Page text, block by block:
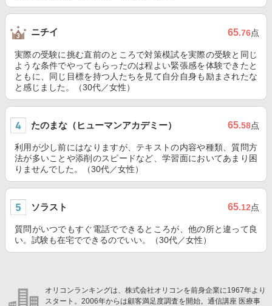
ニチイ 65.76点
実際の受験に挑む直前のところで対策模試を実際の受験と同じ
ような条件でやってもらったのは程よい緊張感を体験できたと
ともに、同じ目標を持つ人たちを見て自分自身も励まされたな
と感じました。（30代／女性）
たのまな（ヒューマンアカデミー） 65.58点
利用が少し前にはなりますが、テキストの内容や種類、質問方
法が多いことや添削のスピードなど、学習面においてあまり困
りませんでした。（30代／女性）
ソラスト 65.12点
質問がいつでもすぐ電話でできるところが、他の所と違って良
い。試験も在宅でできるのでいい。（30代／女性）
オリコンランキングは、株式会社オリコンを前身企業に1967年より
スタート。2006年からは顧客満足度調査を開始。通信講座 医療事